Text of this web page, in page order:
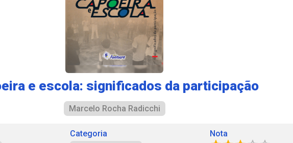
e escola: significados da participação
Marcelo Rocha Radicchi
Categoria
Nota